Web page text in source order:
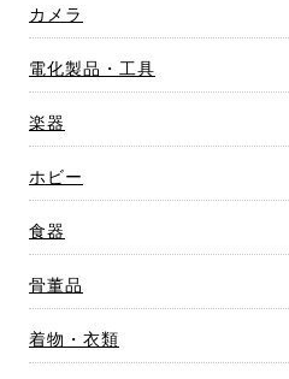
カメラ
電化製品・工具
楽器
ホビー
食器
骨董品
着物・衣類